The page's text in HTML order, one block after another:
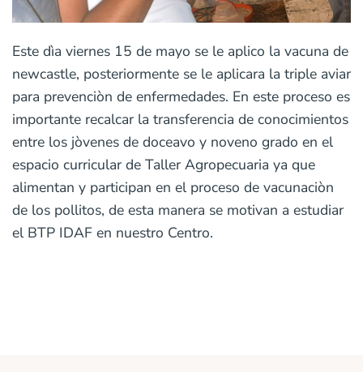
Este dìa viernes 15 de mayo se le aplico la vacuna de
newcastle, posteriormente se le aplicara la triple aviar
para prevenciòn de enfermedades. En este proceso es
importante recalcar la transferencia de conocimientos
entre los jòvenes de doceavo y noveno grado en el
espacio curricular de Taller Agropecuaria ya que
alimentan y participan en el proceso de vacunaciòn
de los pollitos, de esta manera se motivan a estudiar
el BTP IDAF en nuestro Centro.